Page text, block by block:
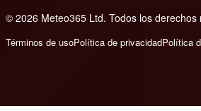
© 2026 Meteo365 Ltd. Todos los derechos
Términos de usoPolítica de privacidadPolítica